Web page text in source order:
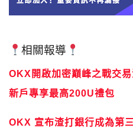
相關報導
OKX開啟加密巔峰之戰交
新戶專享最高200U禮包
OKX 宣布渣打銀行成為第